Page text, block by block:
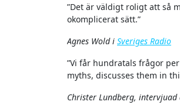
”Det är väldigt roligt att så många vill veta mer om vardaglig hälsa – vi tar allmänna frågor på allvar men på ett
okomplicerat sätt.”
Agnes Wold i Sveriges Radio
”Vi får hundratals frågor per säsong – det visar att behovet av fakta aldrig varit större.” Agnes Wold, your guide to health
myths, discusses them in
Christer Lundberg, intervjuad